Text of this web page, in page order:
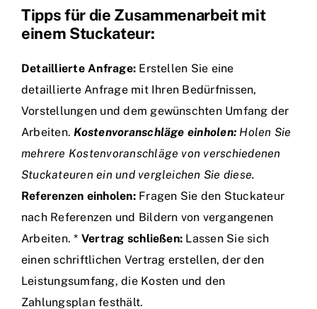
Tipps für die Zusammenarbeit mit
einem Stuckateur:
Detaillierte Anfrage: Erstellen Sie eine
detaillierte Anfrage mit Ihren Bedürfnissen,
Vorstellungen und dem gewünschten Umfang der
Arbeiten.Kostenvoranschläge einholen: Holen Sie
mehrere Kostenvoranschläge von verschiedenen
Stuckateuren ein und vergleichen Sie diese.
Referenzen einholen:Fragen Sie den Stuckateur
nach Referenzen und Bildern von vergangenen
Arbeiten. * Vertrag schließen: Lassen Sie sich
einen schriftlichen Vertrag erstellen, der den
Leistungsumfang, die Kosten und den
Zahlungsplan festhält.